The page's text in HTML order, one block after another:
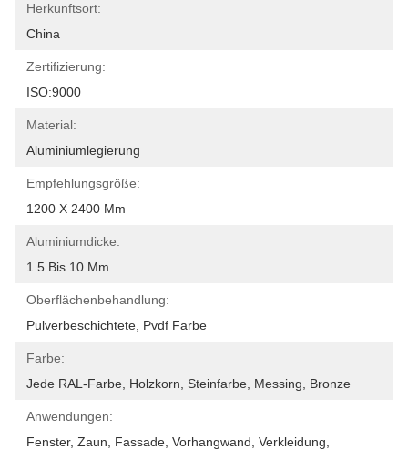
Herkunftsort:
China
Zertifizierung:
ISO:9000
Material:
Aluminiumlegierung
Empfehlungsgröße:
1200 X 2400 Mm
Aluminiumdicke:
1.5 Bis 10 Mm
Oberflächenbehandlung:
Pulverbeschichtete, Pvdf Farbe
Farbe:
Jede RAL-Farbe, Holzkorn, Steinfarbe, Messing, Bronze
Anwendungen:
Fenster, Zaun, Fassade, Vorhangwand, Verkleidung,